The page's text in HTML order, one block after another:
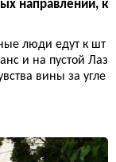
направлений, к
люди едут к шт
и на пустой Лаз
вины за угле